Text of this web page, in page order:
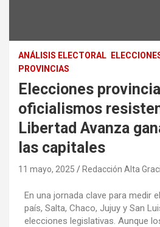
ANÁLISIS ELECTORAL
PROVINCIAS
Elecciones
oficialismos
Libertad Avanza
las capitales
11 mayo, 2025 Redacción Alta
En una jornada clave para medir
país, Salta, Chaco, Jujuy y San
elecciones legislativas. Aunque